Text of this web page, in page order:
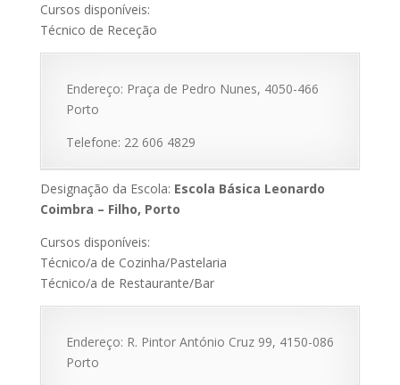
Cursos disponíveis:
Técnico de Receção
Endereço: Praça de Pedro Nunes, 4050-466
Porto
Telefone: 22 606 4829
Designação da Escola: Escola Básica Leonardo
Coimbra – Filho, Porto
Cursos disponíveis:
Técnico/a de Cozinha/Pastelaria
Técnico/a de Restaurante/Bar
Endereço: R. Pintor António Cruz 99, 4150-086
Porto